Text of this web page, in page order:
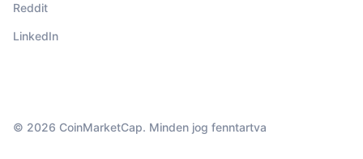
Reddit
LinkedIn
© 2026 CoinMarketCap. Minden jog fenntartva